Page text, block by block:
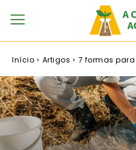
Início Artigos 7 formas